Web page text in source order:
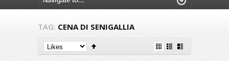
TAG: CENA DI SENIGALLIA